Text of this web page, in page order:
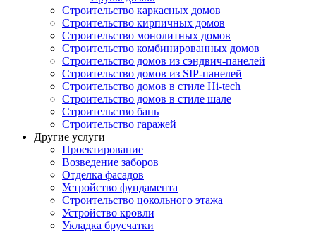
Строительство каркасных домов
Строительство кирпичных домов
Строительство монолитных домов
Строительство комбинированных домов
Строительство домов из сэндвич-панелей
Строительство домов из SIP-панелей
Строительство домов в стиле Hi-tech
Строительство домов в стиле шале
Строительство бань
Строительство гаражей
Другие услуги
Проектирование
Возведение заборов
Отделка фасадов
Устройство фундамента
Строительство цокольного этажа
Устройство кровли
Укладка брусчатки